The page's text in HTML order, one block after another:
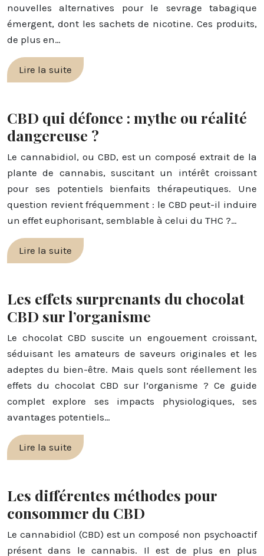
nouvelles alternatives pour le sevrage tabagique
émergent, dont les sachets de nicotine. Ces produits,
de plus en…
Lire la suite
CBD qui défonce : mythe ou réalité
dangereuse ?
Le cannabidiol, ou CBD, est un composé extrait de la
plante de cannabis, suscitant un intérêt croissant
pour ses potentiels bienfaits thérapeutiques. Une
question revient fréquemment : le CBD peut-il induire
un effet euphorisant, semblable à celui du THC ?…
Lire la suite
Les effets surprenants du chocolat
CBD sur l’organisme
Le chocolat CBD suscite un engouement croissant,
séduisant les amateurs de saveurs originales et les
adeptes du bien-être. Mais quels sont réellement les
effets du chocolat CBD sur l’organisme ? Ce guide
complet explore ses impacts physiologiques, ses
avantages potentiels…
Lire la suite
Les différentes méthodes pour
consommer du CBD
Le cannabidiol (CBD) est un composé non psychoactif
présent dans le cannabis. Il est de plus en plus